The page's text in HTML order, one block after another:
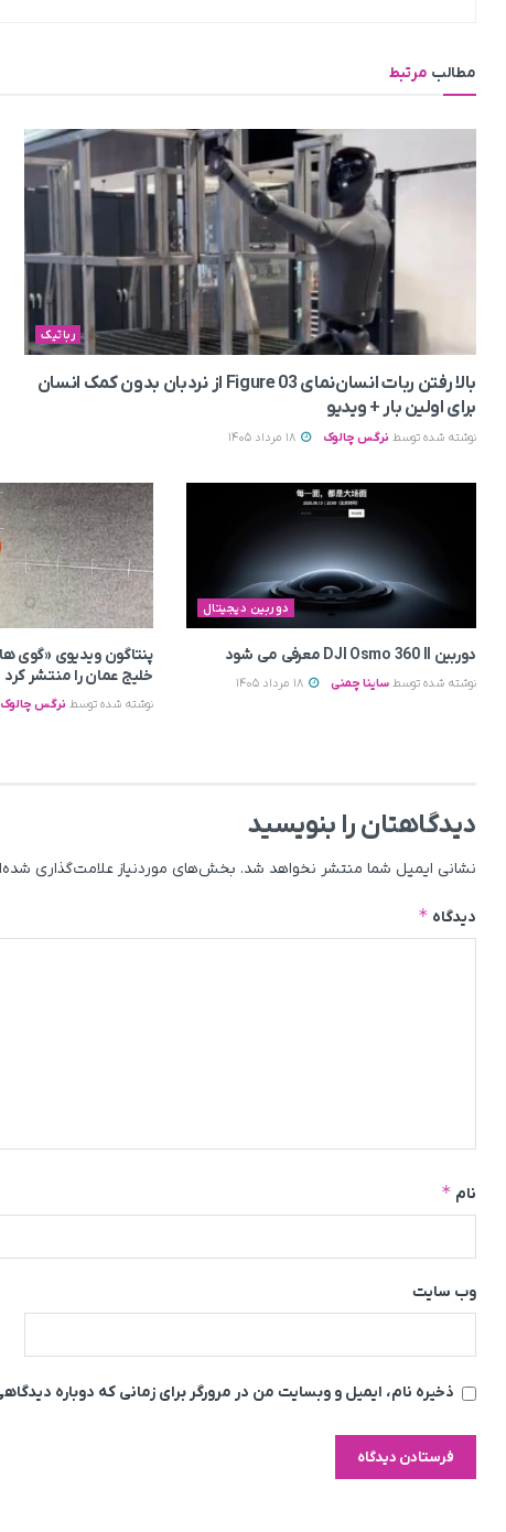
مطالب مرتبط
رباتیک
بالا رفتن ربات انسان‌نمای Figure 03 از نردبان بدون کمک انسان
برای اولین بار + ویدیو
نوشته شده توسط نرگس چالوک
دوربین دیجیتال
دوربین DJI Osmo 360 II معرفی می‌ شود
نوشته شده توسط ساینا چمنی
پنتاگون ویدیوی «گوی
خلیج عمان را منتشر کرد
نوشته شده توسط نرگس چالوک
دیدگاهتان را بنویسید
نشانی ایمیل شما منتشر نخواهد شد. بخش‌های موردنیاز علامت‌گذاری
دیدگاه *
نام *
وب‌ سایت
ذخیره نام، ایمیل و وبسایت من در مرورگر برای زمانی که دوباره